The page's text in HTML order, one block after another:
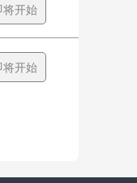
将开始
将开始